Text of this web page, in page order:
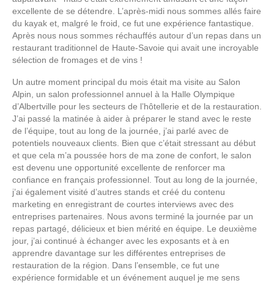
excellente de se détendre. L’après-midi nous sommes allés faire
du kayak et, malgré le froid, ce fut une expérience fantastique.
Après nous nous sommes réchauffés autour d’un repas dans un
restaurant traditionnel de Haute-Savoie qui avait une incroyable
sélection de fromages et de vins !
Un autre moment principal du mois était ma visite au Salon
Alpin, un salon professionnel annuel à la Halle Olympique
d’Albertville pour les secteurs de l’hôtellerie et de la restauration.
J’ai passé la matinée à aider à préparer le stand avec le reste
de l’équipe, tout au long de la journée, j’ai parlé avec de
potentiels nouveaux clients. Bien que c’était stressant au début
et que cela m’a poussée hors de ma zone de confort, le salon
est devenu une opportunité excellente de renforcer ma
confiance en français professionnel. Tout au long de la journée,
j’ai également visité d’autres stands et créé du contenu
marketing en enregistrant de courtes interviews avec des
entreprises partenaires. Nous avons terminé la journée par un
repas partagé, délicieux et bien mérité en équipe. Le deuxième
jour, j’ai continué à échanger avec les exposants et à en
apprendre davantage sur les différentes entreprises de
restauration de la région. Dans l’ensemble, ce fut une
expérience formidable et un événement auquel je me sens